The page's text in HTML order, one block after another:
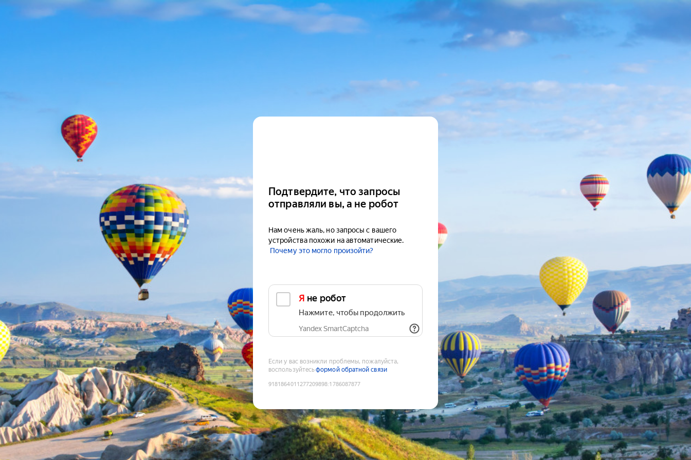
Подтвердите, что запросы
отправляли вы, а не робот
Нам очень жаль, но запросы с вашего
устройства похожи на автоматические.
Почему это могло произойти?
Я не робот
Нажмите, чтобы продолжить
Yandex SmartCaptcha
Если у вас возникли проблемы, пожалуйста,
воспользуйтесьформой обратной связи
9181864011277209898:1786087877